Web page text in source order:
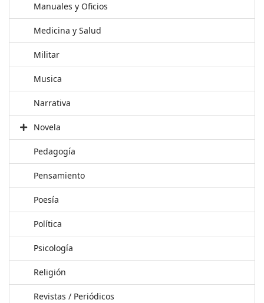
Manuales y Oficios
Medicina y Salud
Militar
Musica
Narrativa
Novela
Pedagogía
Pensamiento
Poesía
Política
Psicología
Religión
Revistas / Periódicos